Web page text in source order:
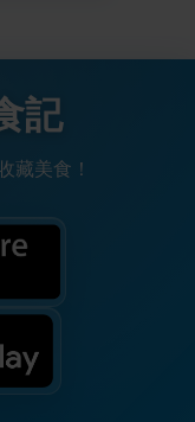
記
藏美食！